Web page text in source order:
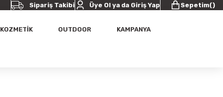
Sipariş Takibi Üye Ol ya da Giriş Yap Sepetim()
KOZMETİK OUTDOOR KAMPANYA